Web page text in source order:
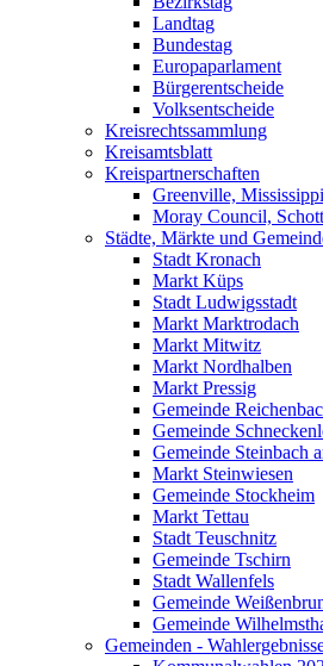
Landtag
Bundestag
Europaparlament
Bürgerentscheide
Volksentscheide
Kreisrechtssammlung
Kreisamtsblatt
Kreispartnerschaften
Greenville,
Moray Council,
Städte, Märkte und
Stadt Kronach
Markt Küps
Stadt Ludwigsstadt
Markt Marktrodach
Markt Mitwitz
Markt Nordhalben
Markt Pressig
Gemeinde
Gemeinde
Gemeinde Steinbach
Markt Steinwiesen
Gemeinde Stockheim
Markt Tettau
Stadt Teuschnitz
Gemeinde Tschirn
Stadt Wallenfels
Gemeinde
Gemeinde
Gemeinden -